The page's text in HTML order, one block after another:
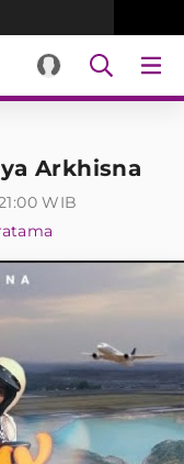
Arkhisna
WIB